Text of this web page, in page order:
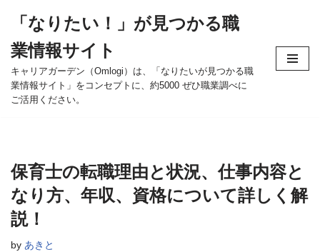
ン
テ
ン
ツ
ッ
プ
「なりたい！」が見つかる職
業情報サイト
キャリアガーデン（Omlogi）は、「なりたいが見つかる職
業情報サイト」をコンセプトに、約5000 ぜひ職業調べに
ご活用ください。
保育士の転職理由と状況、仕事内容と
なり方、年収、資格について詳しく解
説！
by あきと